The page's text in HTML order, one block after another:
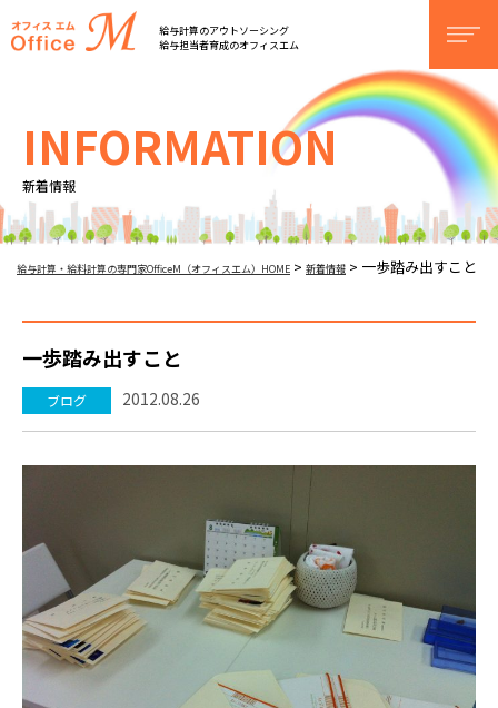
オフィスM
給与計算のアウトソーシング
給与担当者育成のオフィスエム
INFORMATION
新着情報
給与計算・給料計算の専門家OfficeM（オフィスエム）HOME > 新着情報 > 一歩踏み出すこと
一歩踏み出すこと
ブログ 2012.08.26